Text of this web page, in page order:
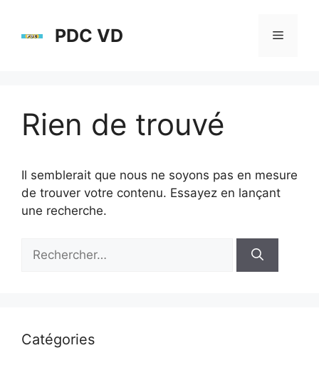
PDC VD Menu
Rien de trouvé
Il semblerait que nous ne soyons pas en mesure
de trouver votre contenu. Essayez en lançant
une recherche.
Catégories